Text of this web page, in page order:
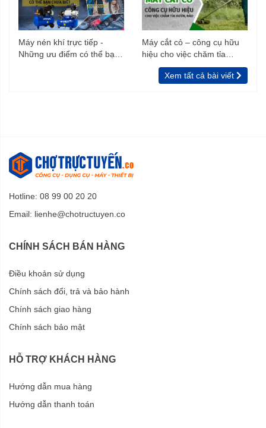
Máy nén khí trực tiếp -
Những ưu điểm có thể bạn
Máy cắt cỏ – công cụ hữu
hiệu cho việc chăm tỉa
vườn, rào
Xem tất cả bài viết
Hotline: 08 99 00 20 20
Email: lienhe@chotructuyen.co
CHÍNH SÁCH BÁN HÀNG
Điều khoản sử dụng
Chính sách đổi, trả và bảo hành
Chính sách giao hàng
Chính sách bảo mật
HỖ TRỢ KHÁCH HÀNG
Hướng dẫn mua hàng
Hướng dẫn thanh toán